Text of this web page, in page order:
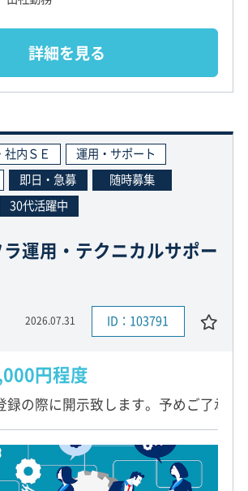
詳細を見る
内ＳＥ
運用・サポート
即日・急募
随時募集
30代活躍中
運用・テクニカルサポー
2026.07.31 ID：103791
円程度
録の際に開示致します。予めご了承く